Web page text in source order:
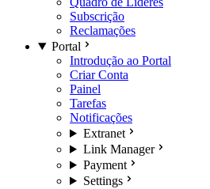
Subscrição
Reclamações
Portal
Introdução ao Portal
Criar Conta
Painel
Tarefas
Notificações
Extranet
Link Manager
Payment
Settings